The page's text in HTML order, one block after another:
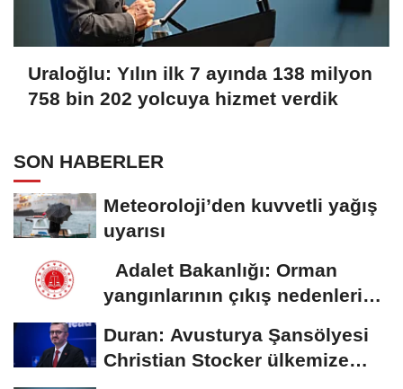
Uraloğlu: Yılın ilk 7 ayında 138 milyon
758 bin 202 yolcuya hizmet verdik
SON HABERLER
Meteoroloji’den kuvvetli yağış
uyarısı
Adalet Bakanlığı: Orman
yangınlarının çıkış nedenleri
Duran: Avusturya Şansölyesi
Christian Stocker ülkemize